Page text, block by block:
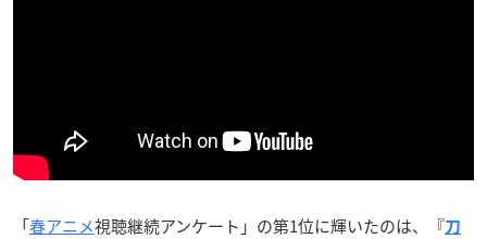
「春アニメ視聴継続アンケート」の第1位に輝いたのは、『刀